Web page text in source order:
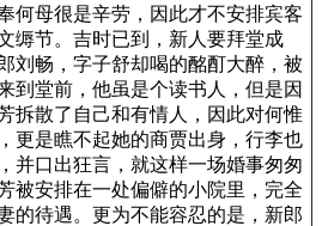
何母很是辛劳，因此才不安排宾客
缛节。吉时已到，新人要拜堂成
刘畅，字子舒却喝的酩酊大醉，被
到堂前，他虽是个读书人，但是因
拆散了自己和有情人，因此对何惟
更是瞧不起她的商贾出身，行李也
并口出狂言，就这样一场婚事匆匆
被安排在一处偏僻的小院里，完全
的待遇。更为不能容忍的是，新郎